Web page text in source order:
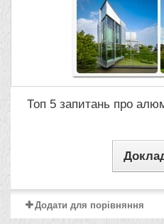
Топ 5 запитань про
Додати для порівняння